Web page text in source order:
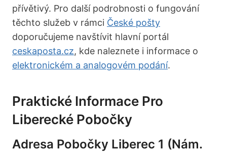
přívětivý. Pro další podrobnosti o fungování
těchto služeb v rámci České pošty
doporučujeme navštívit hlavní portál
ceskaposta.cz, kde naleznete i informace o
elektronickém a analogovém podání.
Praktické Informace Pro
Liberecké Pobočky
Adresa Pobočky Liberec 1 (nám.